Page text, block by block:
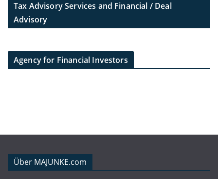
Tax Advisory Services and Financial / Deal
Advisory
Agency for Financial Investors
Über MAJUNKE.com